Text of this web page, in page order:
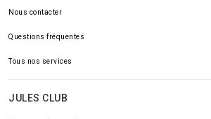
Nous contacter
Questions fréquentes
Tous nos services
JULES CLUB